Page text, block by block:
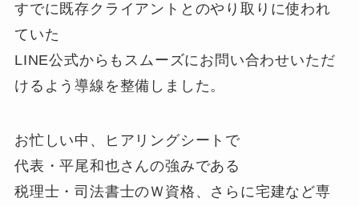
すでに既存クライアントとのやり取りに使われ
ていた
LINE公式からもスムーズにお問い合わせいただ
けるよう導線を整備しました。
お忙しい中、ヒアリングシートで
代表・平尾和也さんの強みである
税理士・司法書士のＷ資格、さらに宅建など専